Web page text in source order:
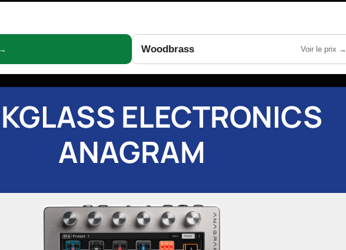
Woodbrass Voir le prix →
ELECTRONICS
ANAGRAM